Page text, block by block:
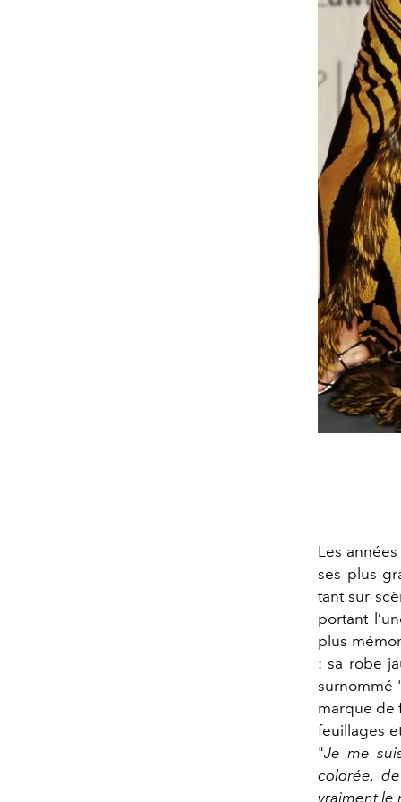
Les
ses plus
tant sur
portant
plus
: sa robe
surnommé
marque
feuillages
"Je me
colorée,
vraiment le